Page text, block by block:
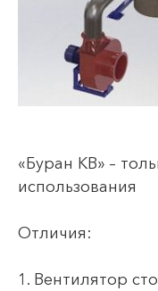
«Буран КВ» –
использования
Отличия:
1. Вентилятор